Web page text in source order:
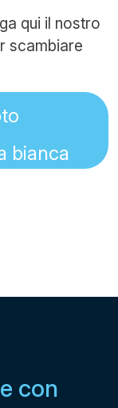
qui il nostro
scambiare
con